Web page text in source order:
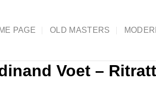
PAGE OLD MASTERS
Voet –